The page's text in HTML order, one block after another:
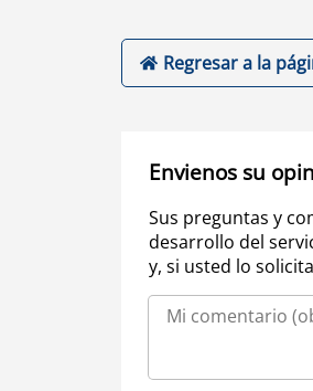
Regresar a la
Envienos su
Sus preguntas y
desarrollo del
y, si usted lo